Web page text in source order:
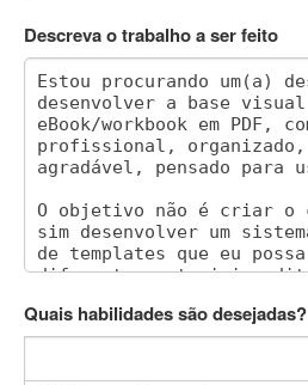
Descreva o trabalho a ser feito
Quais habilidades são desejadas?